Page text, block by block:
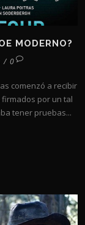
MODERNO?
/ 0
comenzó a recibir
por un tal
tener pruebas...